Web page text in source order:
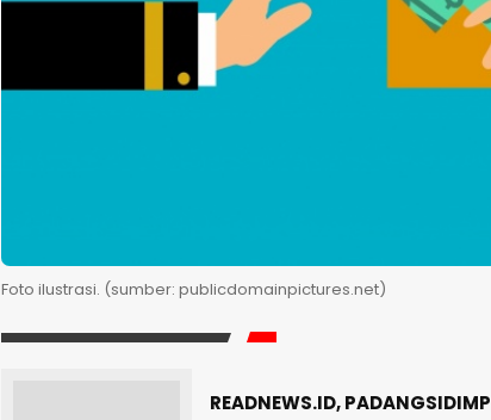
Foto ilustrasi. (sumber: publicdomainpictures.net)
READNEWS.ID,